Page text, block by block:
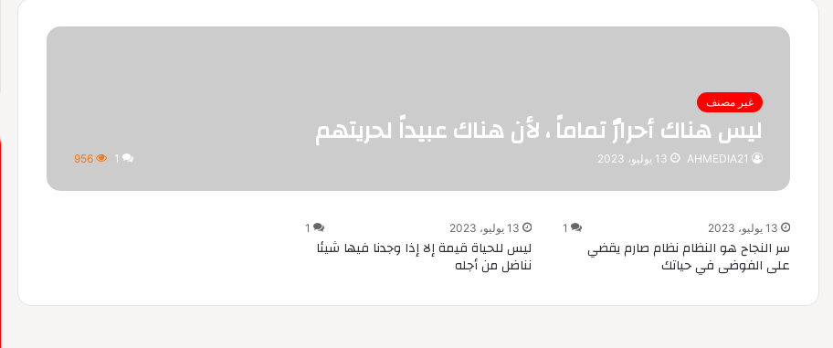
غير مصنف
ليس هناك أحرارٌ تماماً ، لأن هناك عبيداً لحريتهم
AHMEDIA21 13 يوليو، 2023 1
956
13 يوليو، 2023 1
سر النجاح هو النظام نظام صارم يقضي
على الفوضى في حياتك
13 يوليو، 2023 1
ليس للحياة قيمة إلا إذا وجدنا فيها شيئا
نناضل من أجله